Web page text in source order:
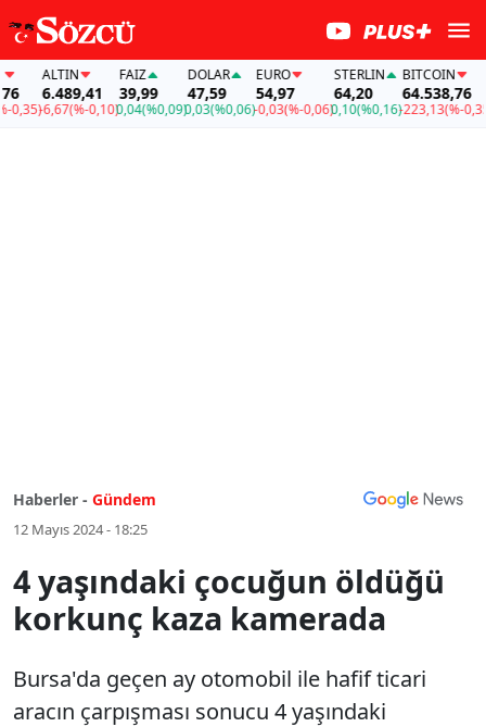
ALTIN
6.489,41
-6,67(%-0,10)
FAİZ
39,99
0,04(%0,09)
DOLAR
47,59
0,03(%0,06)
EURO
54,97
-0,03(%-0,06)
STERLIN
64,20
0,10(%0,16)
BITCOIN
64.538,76
-223,13(%-0,35)-
Haberler - Gündem
12 Mayıs 2024 - 18:25
4 yaşındaki çocuğun öldüğü
korkunç kaza kamerada
Bursa'da geçen ay otomobil ile hafif ticari
aracın çarpışması sonucu 4 yaşındaki